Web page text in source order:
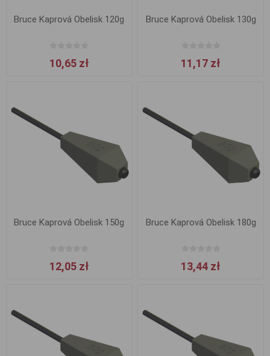
Bruce Kaprová Obelisk 120g
10,65 zł
Bruce Kaprová Obelisk 130g
11,17 zł
Bruce Kaprová Obelisk 150g
12,05 zł
Bruce Kaprová Obelisk 180g
13,44 zł